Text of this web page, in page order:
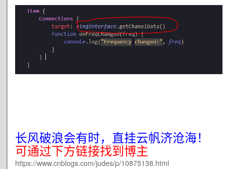
长风破浪会有时，直挂云帆济沧海！
可通过下方链接找到博主
https://www.cnblogs.com/judes/p/10875138.html